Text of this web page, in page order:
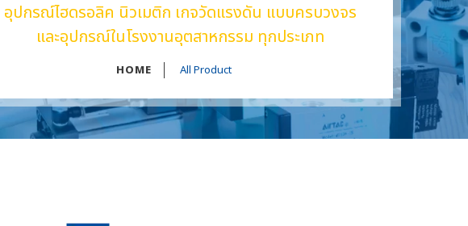
อุปกรณ์ไฮดรอลิค นิวเมติก เกจวัดแรงดัน แบบครบวงจร
และอุปกรณ์ในโรงงานอุตสาหกรรม ทุกประเภท
HOME All Product